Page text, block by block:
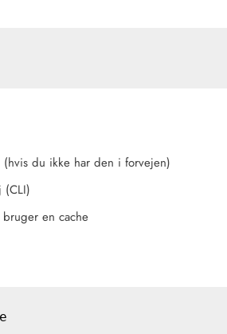
(hvis du ikke har den i forvejen)
(CLI)
en cache